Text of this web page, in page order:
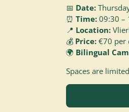
📅 Date:
⏰ Time:09:30 –
📍 Location:
💰 Price:€70 per
🌍 Bilingual
Spaces are